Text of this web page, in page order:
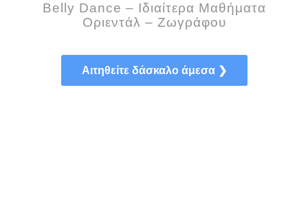
Belly Dance – Ιδιαίτερα Μαθήματα
Οριεντάλ – Ζωγράφου
Αιτηθείτε δάσκαλο άμεσα ❯